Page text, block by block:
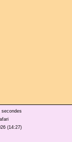
secondes
(14:27)